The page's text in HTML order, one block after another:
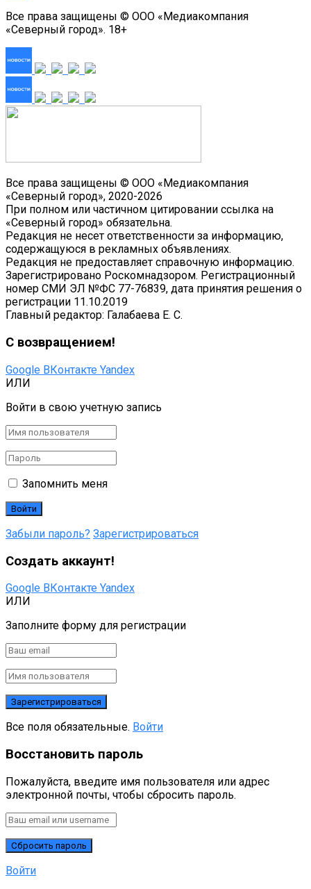
Все права защищены © ООО «Медиакомпания
«Северный город». 18+
Все права защищены © ООО «Медиакомпания
«Северный город», 2020-2026
При полном или частичном цитировании ссылка на
«Северный город» обязательна.
Редакция не несет ответственности за информацию,
содержащуюся в рекламных объявлениях.
Редакция не предоставляет справочную информацию.
Зарегистрировано Роскомнадзором. Регистрационный
номер СМИ ЭЛ №ФС 77-76839, дата принятия решения о
регистрации 11.10.2019
Главный редактор: Галабаева Е. С.
С возвращением!
Google ВКонтакте Yandex
ИЛИ
Войти в свою учетную запись
Запомнить меня
Забыли пароль? Зарегистрироваться
Создать аккаунт!
Google ВКонтакте Yandex
ИЛИ
Заполните форму для регистрации
Все поля обязательные. Войти
Восстановить пароль
Пожалуйста, введите имя пользователя или адрес
электронной почты, чтобы сбросить пароль.
Войти